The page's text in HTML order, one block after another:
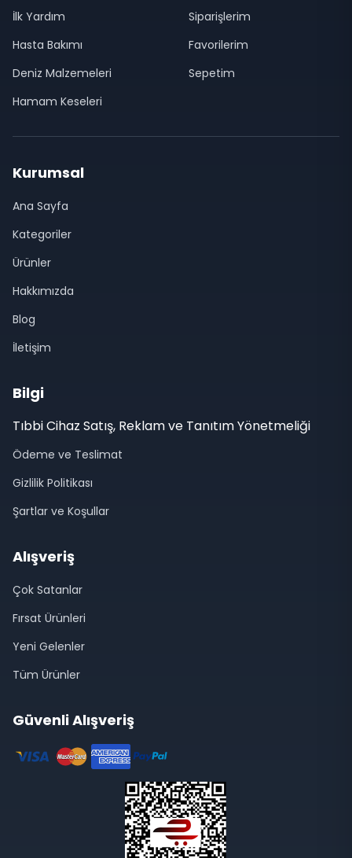
İlk Yardım
Hasta Bakımı
Deniz Malzemeleri
Hamam Keseleri
Siparişlerim
Favorilerim
Sepetim
Kurumsal
Ana Sayfa
Kategoriler
Ürünler
Hakkımızda
Blog
İletişim
Bilgi
Tıbbi Cihaz Satış, Reklam ve Tanıtım Yönetmeliği
Ödeme ve Teslimat
Gizlilik Politikası
Şartlar ve Koşullar
Alışveriş
Çok Satanlar
Fırsat Ürünleri
Yeni Gelenler
Tüm Ürünler
Güvenli Alışveriş